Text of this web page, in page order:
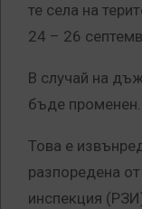
те села на
24 – 26
В случай на
бъде променен.
Това е
разпоредена
инспекция